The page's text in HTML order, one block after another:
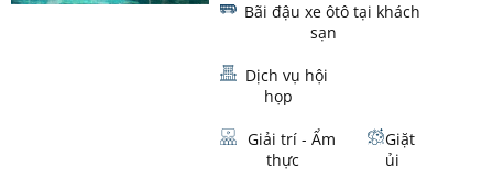
Bãi đậu xe ôtô tại khách
sạn
Dịch vụ hội
họp
Giải trí - Ẩm
thực
Giặt
ủi